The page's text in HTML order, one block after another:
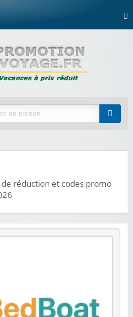
réduction et codes promo